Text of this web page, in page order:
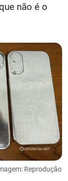
não é o
Reprodução